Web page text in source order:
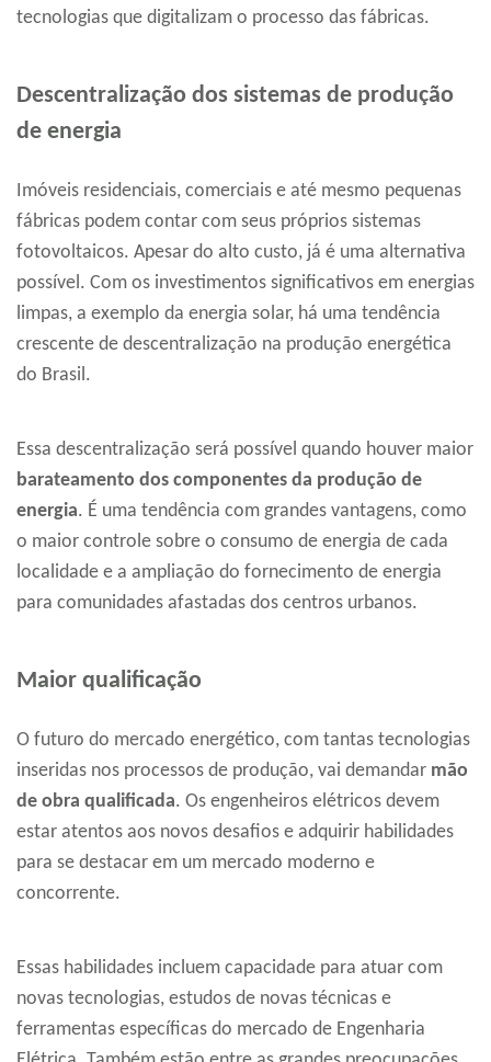
tecnologias que digitalizam o processo das fábricas.
Descentralização dos sistemas de produção
de energia
Imóveis residenciais, comerciais e até mesmo pequenas
fábricas podem contar com seus próprios sistemas
fotovoltaicos. Apesar do alto custo, já é uma alternativa
possível. Com os investimentos significativos em energias
limpas, a exemplo da energia solar, há uma tendência
crescente de descentralização na produção energética
do Brasil.
Essa descentralização será possível quando houver maior
barateamento dos componentes da produção de
energia. É uma tendência com grandes vantagens, como
o maior controle sobre o consumo de energia de cada
localidade e a ampliação do fornecimento de energia
para comunidades afastadas dos centros urbanos.
Maior qualificação
O futuro do mercado energético, com tantas tecnologias
inseridas nos processos de produção, vai demandar mão
de obra qualificada. Os engenheiros elétricos devem
estar atentos aos novos desafios e adquirir habilidades
para se destacar em um mercado moderno e
concorrente.
Essas habilidades incluem capacidade para atuar com
novas tecnologias, estudos de novas técnicas e
ferramentas específicas do mercado de Engenharia